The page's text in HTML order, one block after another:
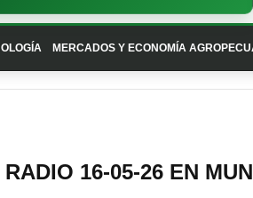
MERCADOS Y ECONOMÍA
16-05-26 EN